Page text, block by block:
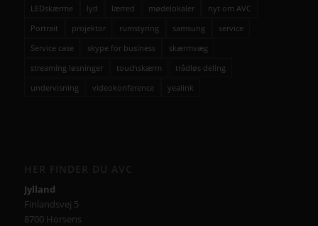
LEDskærme
lyd lærred mødelokaler
nyt om AVC
Portrait
projektor rumstyring samsung
service
Service case
skype for business
skærmvæg
streaming løsninger
touchskærm
trådløs deling
undervisning
videokonference yealink
Jylland
Finlandsvej 5
8700 Horsens